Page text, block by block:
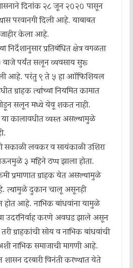
दिनांक २८ जून २०२० पासून
परवानगी दिली आहे. याबाबत
केला आहे.
निर्देशानुसार प्रतिबंधित क्षेत्र वगळता
पर्यंत सलून व्यवसाय सुरू
आहे. परंतु ९ ते ५ हा आॉफिशियल
ग्राहक त्यांच्या नियमित कामात
सलून मध्ये येवू शकत नाही.
या कालावधीत व्यस्त असल्यामुळे
सकाळी लवकर व सायंकाळी उशिरा
३ महिने ठप्प झाला होता.
प्रमाणात ग्राहक येत असल्यामुळे
त्यामुळे दुकान चालू असूनही
आहे. नाभिक बांधवांना यामुळे
उदरनिर्वाह करणे अवघड झाले असून
ग्राहकांची सोय व नाभिक बांधवांची
नाभिक समाजाची मागणी आहे.
दरबारी विनंती करण्यात येते